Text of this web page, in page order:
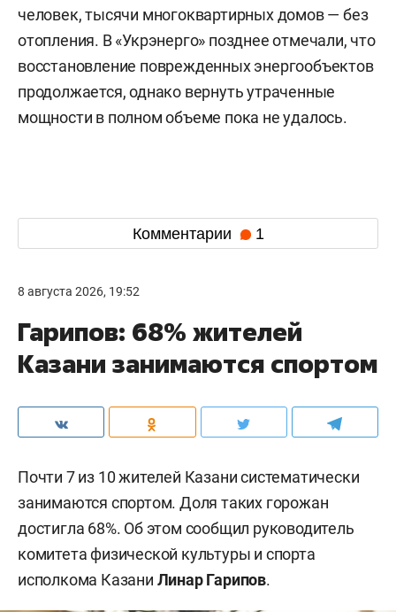
человек, тысячи многоквартирных домов — без
отопления. В «Укрэнерго» позднее отмечали, что
восстановление поврежденных энергообъектов
продолжается, однако вернуть утраченные
мощности в полном объеме пока не удалось.
Комментарии 1
8 августа 2026, 19:52
Гарипов: 68% жителей
Казани занимаются спортом
Почти 7 из 10 жителей Казани систематически
занимаются спортом. Доля таких горожан
достигла 68%. Об этом сообщил руководитель
комитета физической культуры и спорта
исполкома Казани Линар Гарипов.